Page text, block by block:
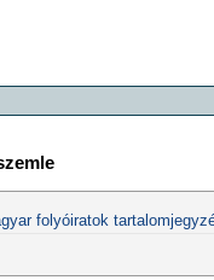
folyóiratok